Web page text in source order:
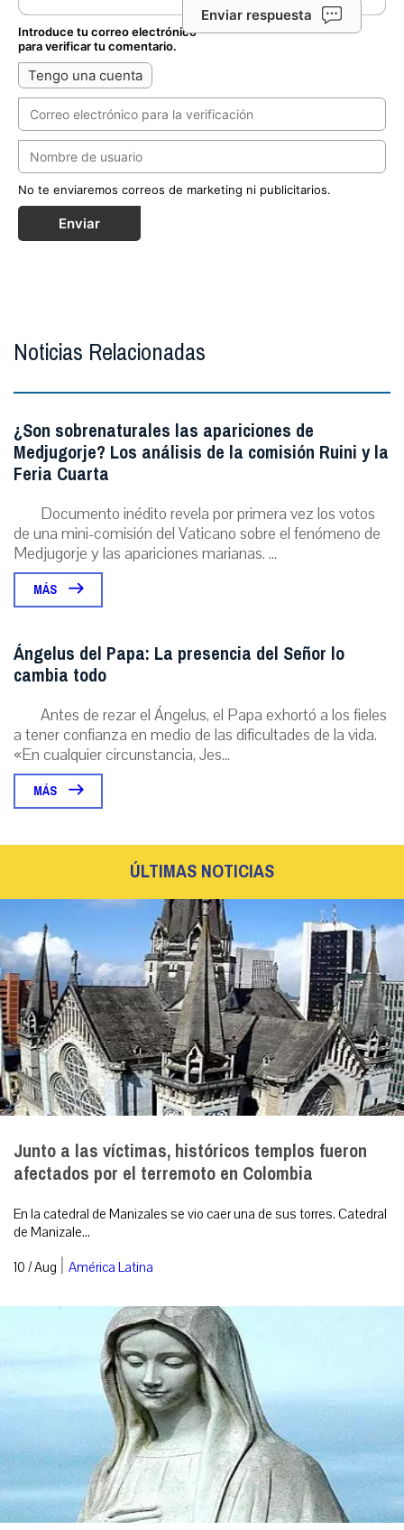
Enviar respuesta
Introduce tu correo electrónico
para verificar tu comentario.
Tengo una cuenta
No te enviaremos correos de marketing ni publicitarios.
Enviar
Noticias Relacionadas
¿Son sobrenaturales las apariciones de
Medjugorje? Los análisis de la comisión Ruini y la
Feria Cuarta
Documento inédito revela por primera vez los votos
de una mini-comisión del Vaticano sobre el fenómeno de
Medjugorje y las apariciones marianas. ...
MÁS
Ángelus del Papa: La presencia del Señor lo
cambia todo
Antes de rezar el Ángelus, el Papa exhortó a los fieles
a tener confianza en medio de las dificultades de la vida.
«En cualquier circunstancia, Jes...
MÁS
ÚLTIMAS NOTICIAS
Junto a las víctimas, históricos templos fueron
afectados por el terremoto en Colombia
En la catedral de Manizales se vio caer una de sus torres. Catedral
de Manizale...
10 / Aug | América Latina